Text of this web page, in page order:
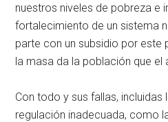
nuestros niveles de pobreza e
fortalecimiento de un sistema
parte con un subsidio por este
la masa da la población que el
Con todo y sus fallas,
regulación inadecuada, como